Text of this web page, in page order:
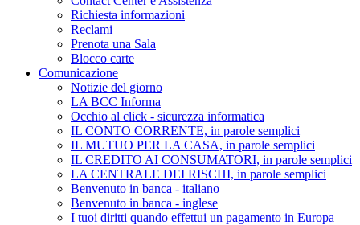
Richiesta informazioni
Reclami
Prenota una Sala
Blocco carte
Comunicazione
Notizie del giorno
LA BCC Informa
Occhio al click - sicurezza informatica
IL CONTO CORRENTE, in parole semplici
IL MUTUO PER LA CASA, in parole semplici
IL CREDITO AI CONSUMATORI, in parole semplici
LA CENTRALE DEI RISCHI, in parole semplici
Benvenuto in banca - italiano
Benvenuto in banca - inglese
I tuoi diritti quando effettui un pagamento in Europa